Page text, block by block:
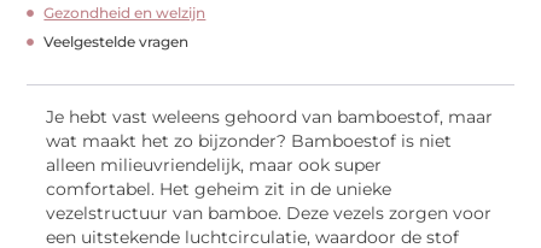
Gezondheid en welzijn
Veelgestelde vragen
Je hebt vast weleens gehoord van bamboestof, maar
wat maakt het zo bijzonder? Bamboestof is niet
alleen milieuvriendelijk, maar ook super
comfortabel. Het geheim zit in de unieke
vezelstructuur van bamboe. Deze vezels zorgen voor
een uitstekende luchtcirculatie, waardoor de stof